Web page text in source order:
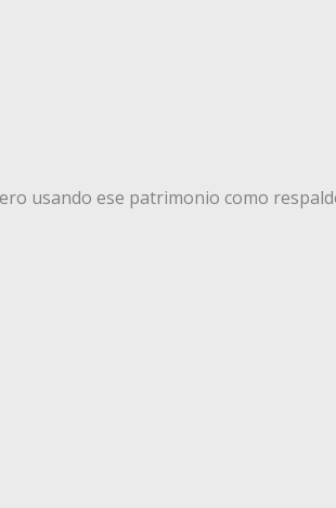
usando ese patrimonio como